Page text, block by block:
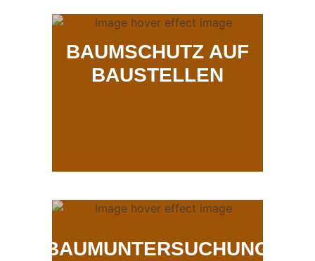
BAUMSCHUTZ AUF
BAUSTELLEN
BAUMUNTERSUCHUNG